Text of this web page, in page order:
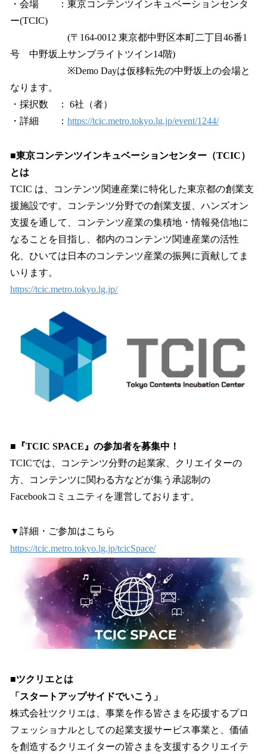
・会場 ：東京コンテンツインキュベーションセンタ
ー(TCIC)
(〒164-0012 東京都中野区本町二丁目46番1
号 中野坂上サンブライトツイン14階)
※Demo Dayは仮移転先の中野坂上の会場と
なります。
・採択数 ： 6社（者）
・詳細 ： https://tcic.metro.tokyo.lg.jp/event/1244/
■東京コンテンツインキュベーションセンター（TCIC）
とは
TCIC は、コンテンツ関連産業に特化した東京都の創業支
援施設です。コンテンツ分野での創業支援、ハンズオン
支援を通して、コンテンツ産業の集積地・情報発信地に
なることを目指し、都内のコンテンツ関連産業の活性
化、ひいては日本のコンテンツ産業の振興に貢献してま
いります。
https://tcic.metro.tokyo.lg.jp/
■『TCIC SPACE』の参加者を募集中！
TCICでは、コンテンツ分野の起業家、クリエイターの
方、コンテンツに関わる方などが集う承認制の
Facebookコミュニティを運営しております。
▼詳細・ご参加はこちら
https://tcic.metro.tokyo.lg.jp/tcicSpace/
■ツクリエとは
「スタートアップサイドでいこう」
株式会社ツクリエは、事業を作る皆さまを応援するプロ
フェッショナルとしての起業支援サービス事業と、価値
を創造するクリエイターの皆さまを支援するクリエイテ